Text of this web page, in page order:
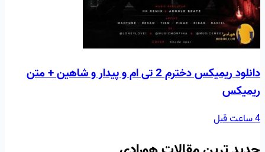
دانلود ریمیکس دخترم 2 تی ام و پیدار و شاهین + متن
ریمیکس
4 ساعت قبل